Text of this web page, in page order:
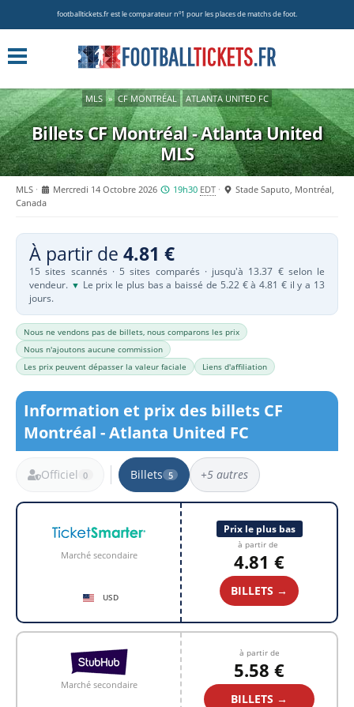
footballtickets.fr est le comparateur nº1 pour les places de matchs de foot.
MLS » CF MONTRÉAL ATLANTA UNITED FC
Billets CF Montréal - Atlanta United
MLS
MLS Mercredi 14 Octobre 2026 19h30 EDT
Stade Saputo, Montréal,
Canada
À partir de 4.81 €
15 sites scannés · 5 sites comparés · jusqu'à 13.37 € selon le
vendeur. ▼ Le prix le plus bas a baissé de 5.22 € à 4.81 € il y a 13
jours.
Nous ne vendons pas de billets, nous comparons les prix
Nous n'ajoutons aucune commission
Les prix peuvent dépasser la valeur faciale
Liens d'affiliation
Information et prix des billets CF
Montréal - Atlanta United FC
Officiel 0 Billets 5 +5 autres
5 résultats
Marché secondaire
USD
Prix le plus bas
à partir de
4.81 €
BILLETS →
Marché secondaire
à partir de
5.58 €
BILLETS →